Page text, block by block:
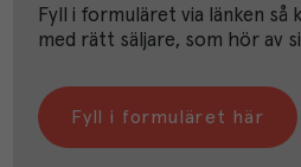
Fyll i formuläret via länken så
med rätt säljare, som hör av
Fyll i formuläret här